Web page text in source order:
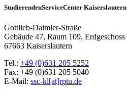
StudierendenServiceCenter Kaiserslautern
Gottlieb-Daimler-Straße
Gebäude 47, Raum 109, Erdgeschoss
67663 Kaiserslautern
Tel.: +49 (0)631 205 5252
Fax: +49 (0)631 205 5040
E-Mail: ssc-kl[at]rptu.de